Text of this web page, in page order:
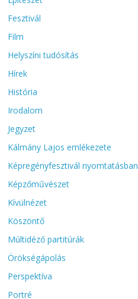
Fesztivál
Film
Helyszíni tudósítás
Hírek
História
Irodalom
Jegyzet
Kálmány Lajos emlékezete
Képregényfesztivál nyomtatásban
Képzőművészet
Kívülnézet
Köszöntő
Múltidéző partitúrák
Örökségápolás
Perspektíva
Portré